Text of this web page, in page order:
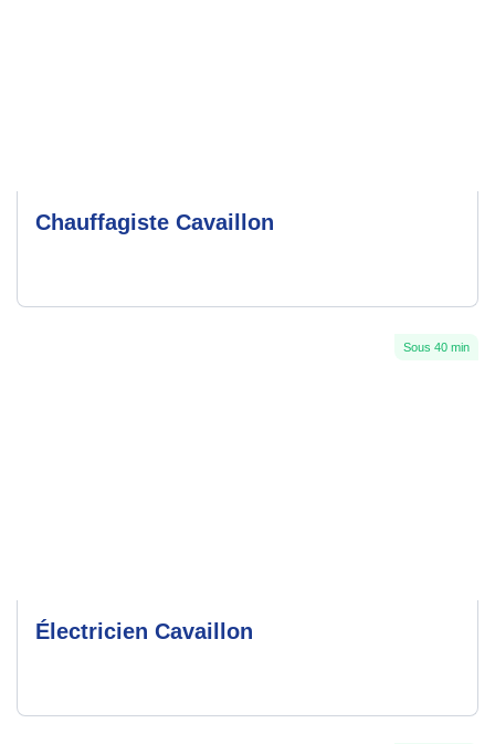
Chauffagiste Cavaillon
Sous 40 min
Électricien Cavaillon